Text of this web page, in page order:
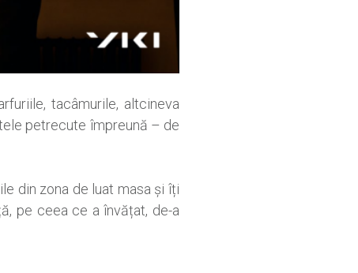
tacâmurile, altcineva
petrecute împreună – de
din zona de luat masa și îți
pe ceea ce a învățat, de-a